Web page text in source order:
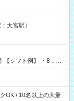
間】試
大宮駅）
OK / 10名以上の大量